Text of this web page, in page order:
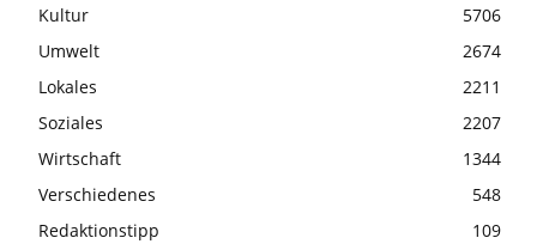
Kultur
5706
Umwelt
2674
Lokales
2211
Soziales
2207
Wirtschaft
1344
Verschiedenes
548
Redaktionstipp
109